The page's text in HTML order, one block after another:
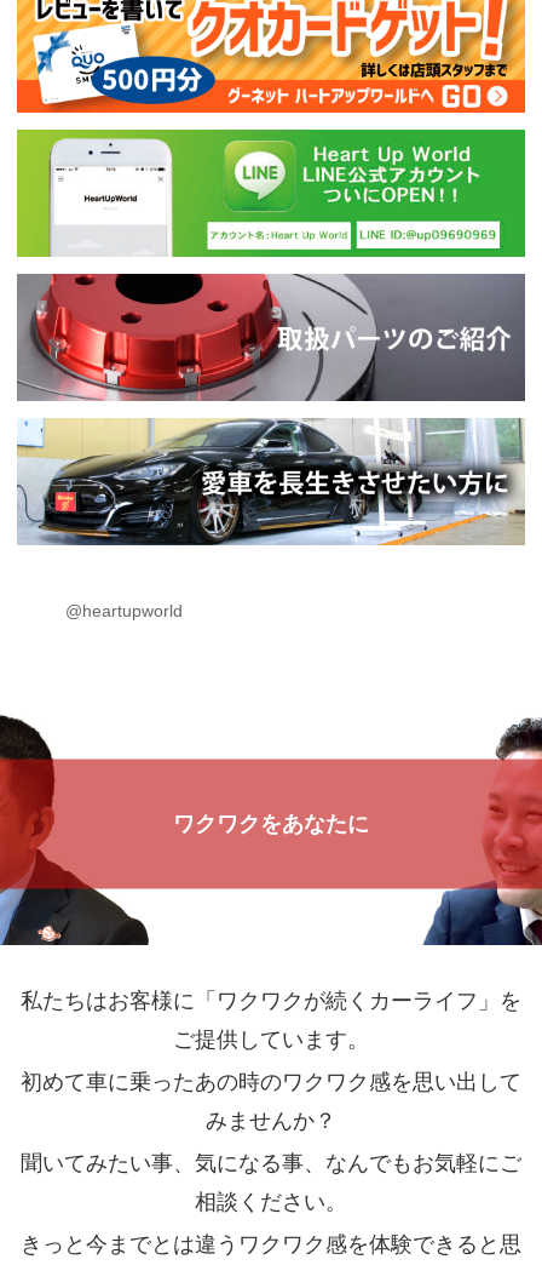
@heartupworld
ワクワクをあなたに
私たちはお客様に「ワクワクが続くカーライフ」を
ご提供しています。
初めて車に乗ったあの時のワクワク感を思い出して
みませんか？
聞いてみたい事、気になる事、なんでもお気軽にご
相談ください。
きっと今までとは違うワクワク感を体験できると思